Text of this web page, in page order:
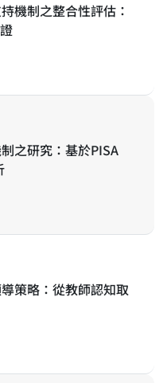
機制之整合性評估：
之研究：基於PISA
策略：從教師認知取